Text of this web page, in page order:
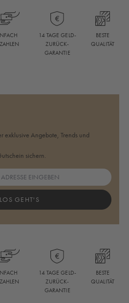
14 TAGE GELD-
ZURÜCK-
GARANTIE
BESTE
QUALITÄT
exklusive Angebote, Trends und
sichern.
LOS GEHT'S
14 TAGE GELD-
ZURÜCK-
GARANTIE
BESTE
QUALITÄT